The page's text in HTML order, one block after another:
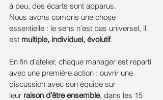
à peu, des écarts sont apparus.
Nous avons compris une chose
essentielle : le sens n’est pas universel, il
est multiple, individuel, évolutif.
En fin d’atelier, chaque manager est reparti
avec une première action : ouvrir une
discussion avec son équipe sur
leur raison d’être ensemble, dans les 15